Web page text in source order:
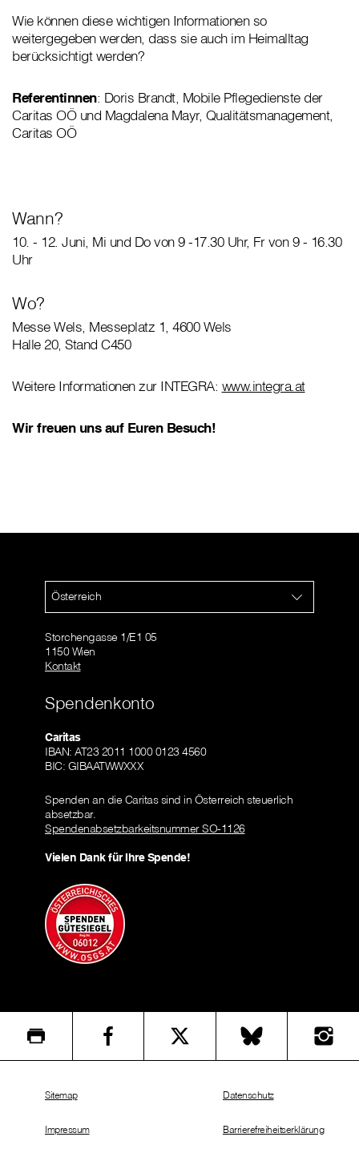
Wie können diese wichtigen Informationen so
weitergegeben werden, dass sie auch im Heimalltag
berücksichtigt werden?
Referentinnen: Doris Brandt, Mobile Pflegedienste der
Caritas OÖ und Magdalena Mayr, Qualitätsmanagement,
Caritas OÖ
Wann?
10. - 12. Juni, Mi und Do von 9 -17.30 Uhr, Fr von 9 - 16.30
Uhr
Wo?
Messe Wels, Messeplatz 1, 4600 Wels
Halle 20, Stand C450
Weitere Informationen zur INTEGRA: www.integra.at
Wir freuen uns auf Euren Besuch!
Österreich
Storchengasse 1/E1 05
1150 Wien
Kontakt
Spendenkonto
Caritas
IBAN: AT23 2011 1000 0123 4560
BIC: GIBAATWWXXX
Spenden an die Caritas sind in Österreich steuerlich
absetzbar.
Spendenabsetzbarkeitsnummer SO-1126
Vielen Dank für Ihre Spende!
Sitemap
Impressum
Datenschutz
Barrierefreiheitserklärung